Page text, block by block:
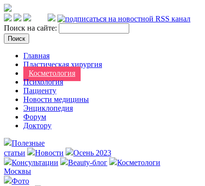
Поиск на сайте:
Главная
Пластическая хирургия
Косметология
Психология
Пациенту
Новости медицины
Энциклопедия
Форум
Доктору
Полезные
статьи
Новости
Осень 2023
Консультации
Beauty-блог
Косметологи
Москвы
Фото